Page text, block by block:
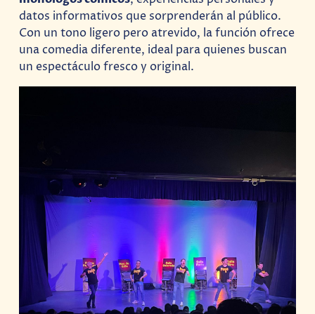
datos informativos que sorprenderán al público.
Con un tono ligero pero atrevido, la función ofrece
una comedia diferente, ideal para quienes buscan
un espectáculo fresco y original.